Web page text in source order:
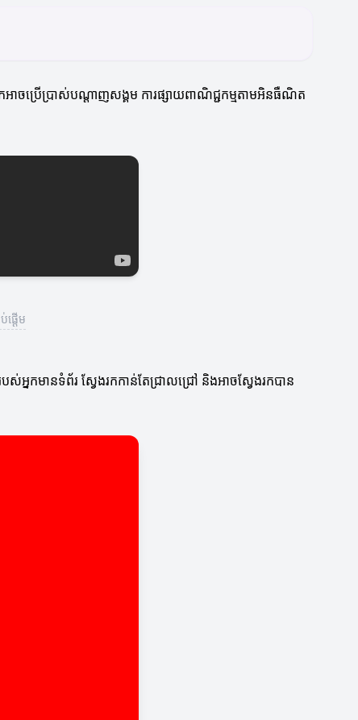
កអាចប្រើប្រាស់បណ្តាញសង្គម ការផ្សាយពាណិជ្ជកម្មតាមអិនធឺណិត
តើម
អ្នកមានទំព័រ ស្វែងរកកាន់តែជ្រាលជ្រៅ និងអាចស្វែងរកបាន